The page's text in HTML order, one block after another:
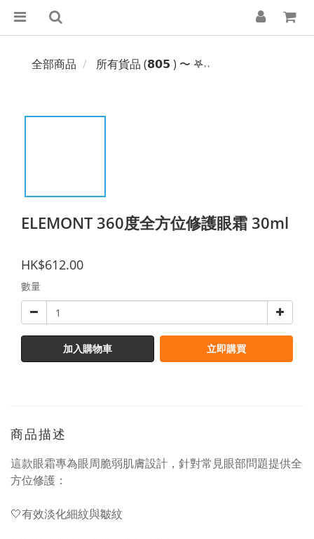
全部商品 所有貨品 (𝟴𝟬𝟱 ) 〜 𖤐˒˒‪‪
ELEMONT 360度全方位修護眼霜 30ml
HK$612.00
數量
加入購物車 立即購買
商品描述
這款眼霜專為眼周脆弱肌膚設計，針對常見眼部問題提供全
方位修護：
🤍有效淡化細紋與皺紋